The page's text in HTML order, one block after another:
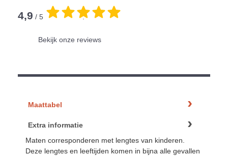
4,9 / 5 .
Bekijk onze reviews
Maattabel
Extra informatie
Maten corresponderen met lengtes van kinderen.
Deze lengtes en leeftijden komen in bijna alle gevallen